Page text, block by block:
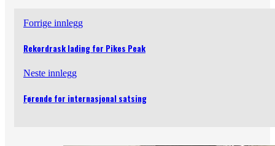
Forrige innlegg
Rekordrask lading for Pikes Peak
Neste innlegg
Førende for internasjonal satsing